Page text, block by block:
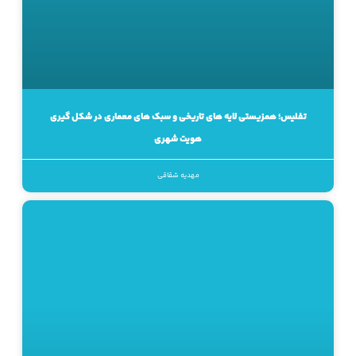
تفلیس؛ همزیستی لایه های تاریخی و سبک های معماری در شکل گیری
هویت شهری
مهدیه شقاقی